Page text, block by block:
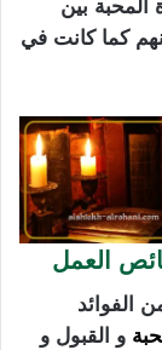
المحبة بين
كما كانت في
العمل
الفوائد
و القبول و